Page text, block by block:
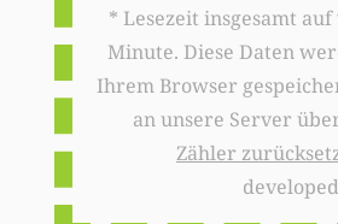
* Lesezeit insgesamt auf
Minute. Diese Daten
Ihrem Browser
an unsere Server
Zähler